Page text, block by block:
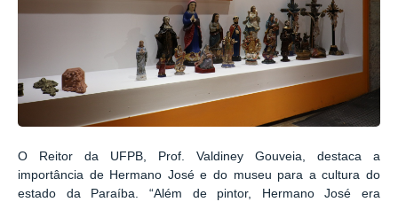
O Reitor da UFPB, Prof. Valdiney Gouveia, destaca a
importância de Hermano José e do museu para a cultura do
estado da Paraíba. “Além de pintor, Hermano José era